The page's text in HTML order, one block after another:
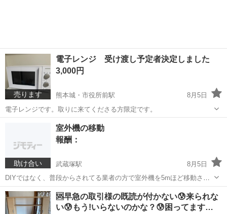
売ります
電子レンジ 受け渡し予定者決定しました
3,000円
熊本城・市役所前駅
8月5日
電子レンジです。取りに来てくださる方限定です。
熊本市 熊本城・市役所前駅
助け合い
室外機の移動
報酬：
武蔵塚駅
8月5日
DIYではなく、普段からされてる業者の方で室外機を5mほど移動させ
る工事が可能な方いらっしゃいませんか。また、可能な場合は費用を
教えて頂きたいです。
熊本 熊本市 武蔵塚駅 教えて DIY
🆘早急の取引様の既読が付かない😰来られな
い😰もう!いらないのかな？😰困ってます…